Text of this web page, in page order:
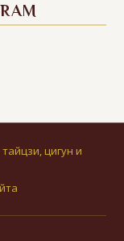
цигун и